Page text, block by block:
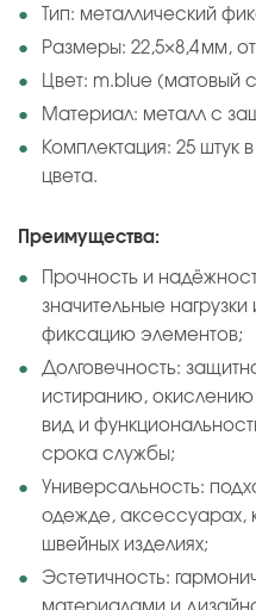
Тип: металлический
Размеры: 22,5×8,4 мм,
Цвет: m.blue (матовый
Материал: металл с
Комплектация: 25 штук
цвета.
Преимущества:
Прочность и
значительные
фиксацию элементов;
Долговечность:
истиранию, окислению
вид и
срока службы;
Универсальность:
одежде, аксессуарах,
швейных изделиях;
Эстетичность: